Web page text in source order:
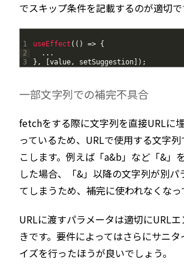
でスキップ条件を記載するのが適切で
1
2
3
useEffect ( ( ) => {
. . .
} , value, setSuggestion ) ;
一部文字列での補完不具合
fetchをする際に文字列を直接URLに
っているため、URLで使用する文字
こします。例えば「a&b」など「&」
した場合、「&」以降の文字列が別パ
てしまうため、補完に使われなくなっ
URLに渡すパラメータは適切にURL
きです。要件によってはさらにサニ
イズを行ったほうが良いでしょう。